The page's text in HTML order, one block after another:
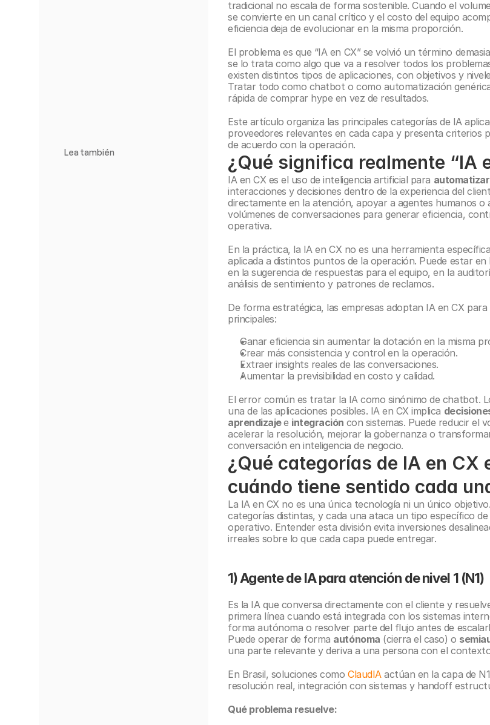
Lea también
tradicional no escala de forma sostenible. Cuando el
se convierte en un canal crítico y el costo del equipo
eficiencia deja de evolucionar en la misma proporción.
El problema es que “IA en CX” se volvió un término
se lo trata como algo que va a resolver todos los
existen distintos tipos de aplicaciones, con objetivos y
Tratar todo como chatbot o como automatización
rápida de comprar hype en vez de resultados.
Este artículo organiza las principales categorías de IA
proveedores relevantes en cada capa y presenta criterios
de acuerdo con la operación.
¿Qué significa realmente “IA
IA en CX es el uso de inteligencia artificial para automatizar
interacciones y decisiones dentro de la experiencia del
directamente en la atención, apoyar a agentes humanos o
volúmenes de conversaciones para generar eficiencia,
operativa.
En la práctica, la IA en CX no es una herramienta
aplicada a distintos puntos de la operación. Puede estar
en la sugerencia de respuestas para el equipo, en la
análisis de sentimiento y patrones de reclamos.
De forma estratégica, las empresas adoptan IA en CX
principales:
Ganar eficiencia sin aumentar la dotación en la misma
Crear más consistencia y control en la operación.
Extraer insights reales de las conversaciones.
Aumentar la previsibilidad en costo y calidad.
El error común es tratar la IA como sinónimo de chatbot.
una de las aplicaciones posibles. IA en CX implica
aprendizaje e integración con sistemas. Puede reducir el
acelerar la resolución, mejorar la gobernanza o
conversación en inteligencia de negocio.
¿Qué categorías de IA en CX
cuándo tiene sentido cada
La IA en CX no es una única tecnología ni un único
categorías distintas, y cada una ataca un tipo específico
operativo. Entender esta división evita inversiones
irreales sobre lo que cada capa puede entregar.
1) Agente de IA para atención de nivel 1 (N1)
Es la IA que conversa directamente con el cliente y
primera línea cuando está integrada con los sistemas
forma autónoma o resolver parte del flujo antes de
Puede operar de forma autónoma (cierra el caso) o
una parte relevante y deriva a una persona con el
En Brasil, soluciones como ClaudIA actúan en la capa de
resolución real, integración con sistemas y handoff
Qué problema resuelve: